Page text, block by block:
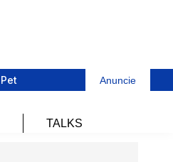
Pet Anuncie
TALKS